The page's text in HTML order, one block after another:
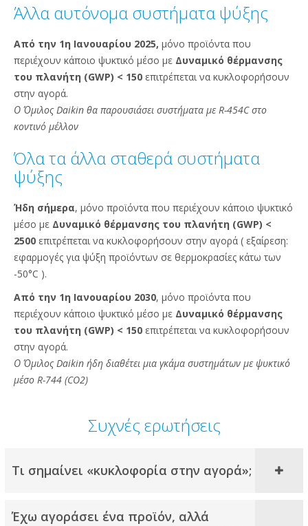
Άλλα αυτόνομα συστήματα ψύξης​
Από την 1η Ιανουαρίου 2025, μόνο προϊόντα που
περιέχουν κάποιο ψυκτικό μέσο με Δυναμικό θέρμανσης
του πλανήτη (GWP) < 150 επιτρέπεται να κυκλοφορήσουν
στην αγορά.​
Ο Όμιλος Daikin θα παρουσιάσει συστήματα με R-454C στο
κοντινό μέλλον
Όλα τα άλλα σταθερά συστήματα
ψύξης
Ήδη σήμερα, μόνο προϊόντα που περιέχουν κάποιο ψυκτικό
μέσο με Δυναμικό θέρμανσης του πλανήτη (GWP) <
2500 επιτρέπεται να κυκλοφορήσουν στην αγορά ( εξαίρεση:
εφαρμογές για ψύξη προϊόντων σε θερμοκρασίες κάτω των
-50°C ).​
Από την 1η Ιανουαρίου 2030, μόνο προϊόντα που
περιέχουν κάποιο ψυκτικό μέσο με Δυναμικό θέρμανσης
του πλανήτη (GWP) < 150 επιτρέπεται να κυκλοφορήσουν
στην αγορά.​
Ο Όμιλος Daikin ήδη διαθέτει μια γκάμα συστημάτων με ψυκτικό
μέσο R-744 (CO2)
Συχνές ερωτήσεις
Τι σημαίνει «κυκλοφορία στην αγορά»;
Έχω αγοράσει ένα προϊόν, αλλά